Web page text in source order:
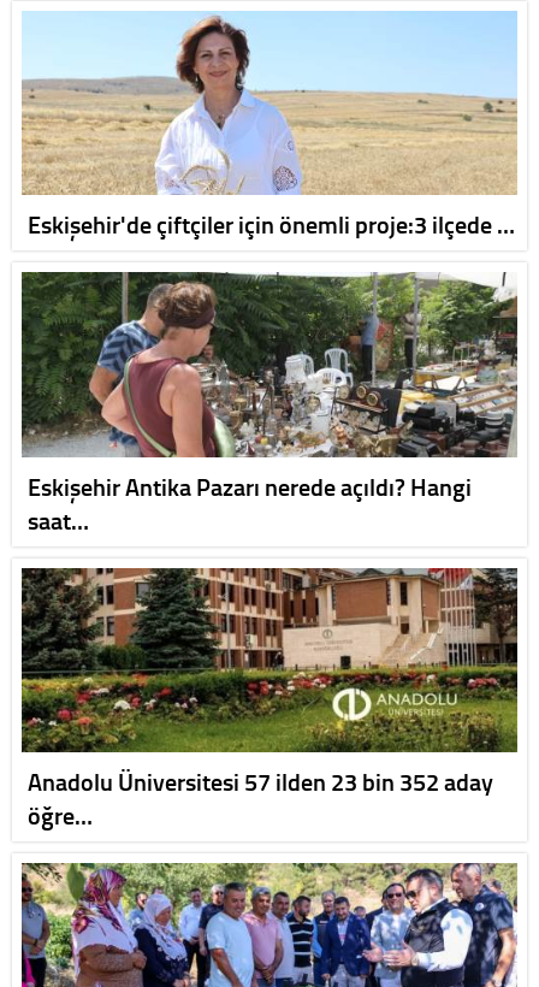
Eskişehir'de çiftçiler için önemli proje:3 ilçede …
Eskişehir Antika Pazarı nerede açıldı? Hangi
saat…
Anadolu Üniversitesi 57 ilden 23 bin 352 aday
öğre…